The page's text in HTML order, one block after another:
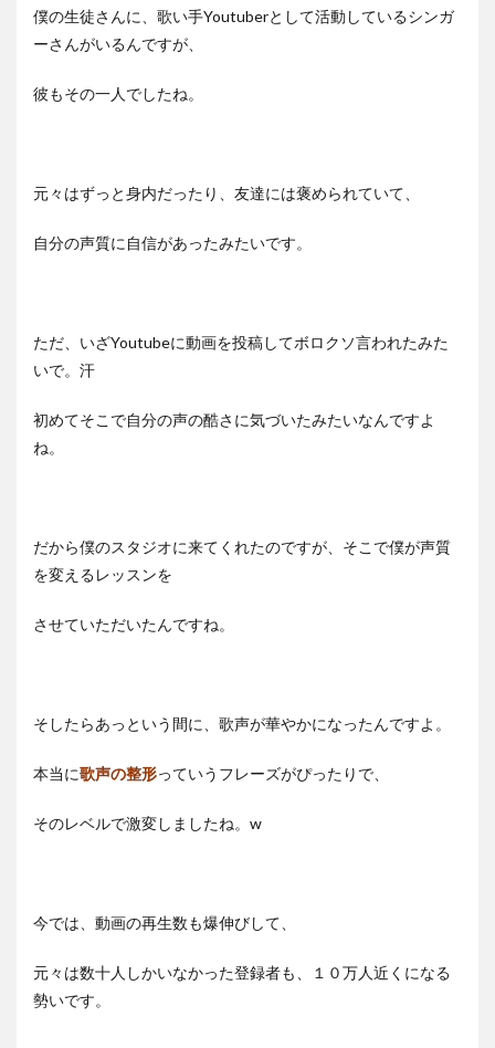
僕の生徒さんに、歌い手Youtuberとして活動しているシンガ
ーさんがいるんですが、
彼もその一人でしたね。
元々はずっと身内だったり、友達には褒められていて、
自分の声質に自信があったみたいです。
ただ、いざYoutubeに動画を投稿してボロクソ言われたみた
いで。汗
初めてそこで自分の声の酷さに気づいたみたいなんですよ
ね。
だから僕のスタジオに来てくれたのですが、そこで僕が声質
を変えるレッスンを
させていただいたんですね。
そしたらあっという間に、歌声が華やかになったんですよ。
本当に歌声の整形っていうフレーズがぴったりで、
そのレベルで激変しましたね。w
今では、動画の再生数も爆伸びして、
元々は数十人しかいなかった登録者も、１０万人近くになる
勢いです。